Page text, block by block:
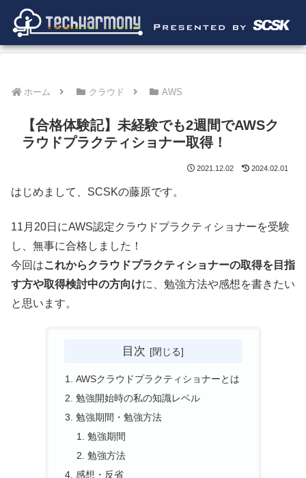
ホーム クラウド AWS
【合格体験記】未経験でも2週間でAWSク
ラウドプラクティショナー取得！
2021.12.02 2024.02.01
はじめまして、SCSKの藤原です。
11月20日にAWS認定クラウドプラクティショナーを受験
し、無事に合格しました！
今回はこれからクラウドプラクティショナーの取得を目指
す方や取得検討中の方向けに、勉強方法や感想を書きたい
と思います。
目次
AWSクラウドプラクティショナーとは
勉強開始時の私の知識レベル
勉強期間・勉強方法
勉強期間
勉強方法
感想・反省